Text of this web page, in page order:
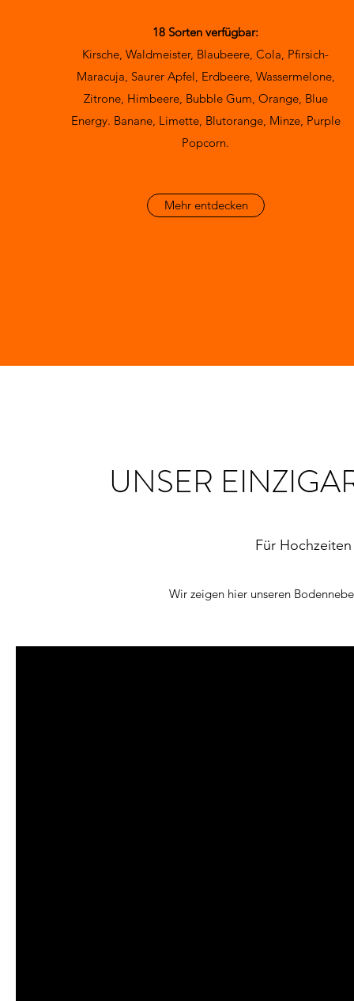
18 Sorten verfügbar:
Kirsche, Waldmeister, Blaubeere, Cola, Pfirsich-
Maracuja, Saurer Apfel, Erdbeere, Wassermelone,
Zitrone, Himbeere, Bubble Gum, Orange, Blue
Energy. Banane, Limette, Blutorange, Minze, Purple
Popcorn.
Mehr entdecken
UNSER
Für
Wir zeigen hier unseren